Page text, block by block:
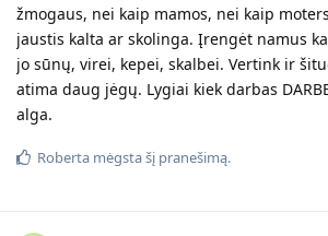
žmogaus, nei kaip mamos, nei kaip
jaustis kalta ar skolinga. Įrengėt namus
jo sūnų, virei, kepei, skalbei. Vertink ir
atima daug jėgų. Lygiai kiek darbas
alga.
Roberta mėgsta šį pranešimą.